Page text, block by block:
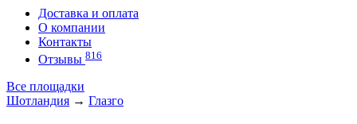
Доставка и оплата
О компании
Контакты
Отзывы 816
Все площадки
Шотландия → Глазго